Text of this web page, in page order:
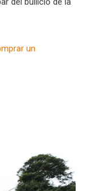
un